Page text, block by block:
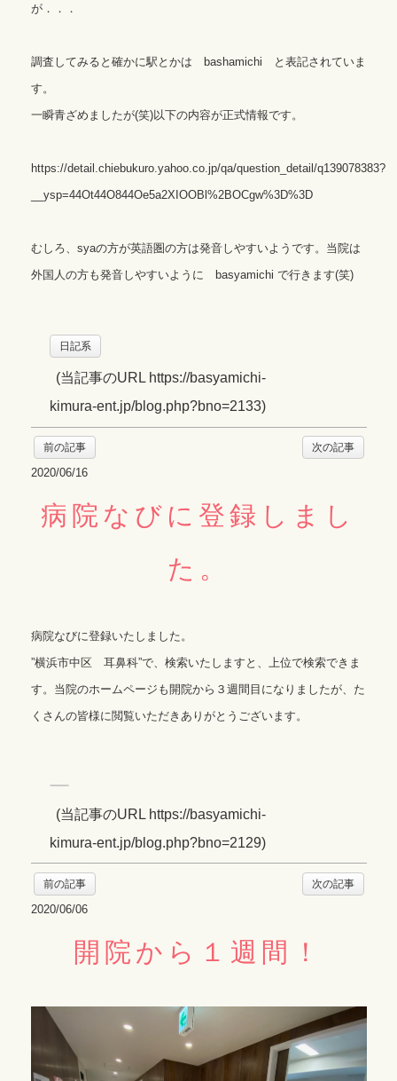
が．．．
調査してみると確かに駅とかは bashamichi と表記されていま
す。
一瞬青ざめましたが(笑)以下の内容が正式情報です。
https://detail.chiebukuro.yahoo.co.jp/qa/question_detail/q139078383?
__ysp=44Ot44O844Oe5a2XIOOBl%2BOCgw%3D%3D
むしろ、syaの方が英語圏の方は発音しやすいようです。当院は
外国人の方も発音しやすいように basyamichi で行きます(笑)
日記系
(当記事のURL https://basyamichi-
kimura-ent.jp/blog.php?bno=2133)
前の記事 次の記事
2020/06/16
病院なびに登録しまし
た。
病院なびに登録いたしました。
”横浜市中区 耳鼻科”で、検索いたしますと、上位で検索できま
す。当院のホームページも開院から３週間目になりましたが、た
くさんの皆様に閲覧いただきありがとうございます。
(当記事のURL https://basyamichi-
kimura-ent.jp/blog.php?bno=2129)
前の記事 次の記事
2020/06/06
開院から１週間！